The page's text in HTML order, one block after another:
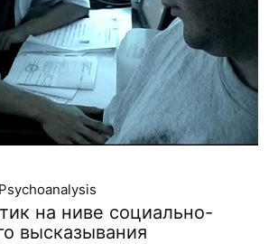
на ниве социально-
высказывания